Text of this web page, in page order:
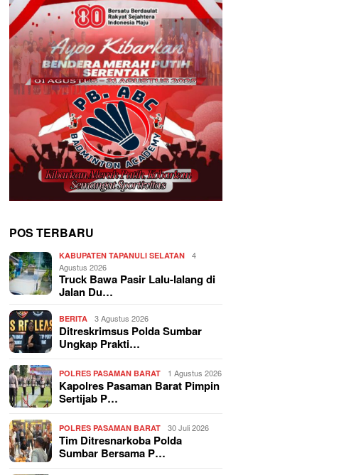
POS TERBARU
KABUPATEN TAPANULI SELATAN
4
Agustus 2026
Truck Bawa Pasir Lalu-lalang di
Jalan Du…
BERITA 3 Agustus 2026
Ditreskrimsus Polda Sumbar
Ungkap Prakti…
POLRES PASAMAN BARAT 1 Agustus 2026
Kapolres Pasaman Barat Pimpin
Sertijab P…
POLRES PASAMAN BARAT 30 Juli 2026
Tim Ditresnarkoba Polda
Sumbar Bersama P…